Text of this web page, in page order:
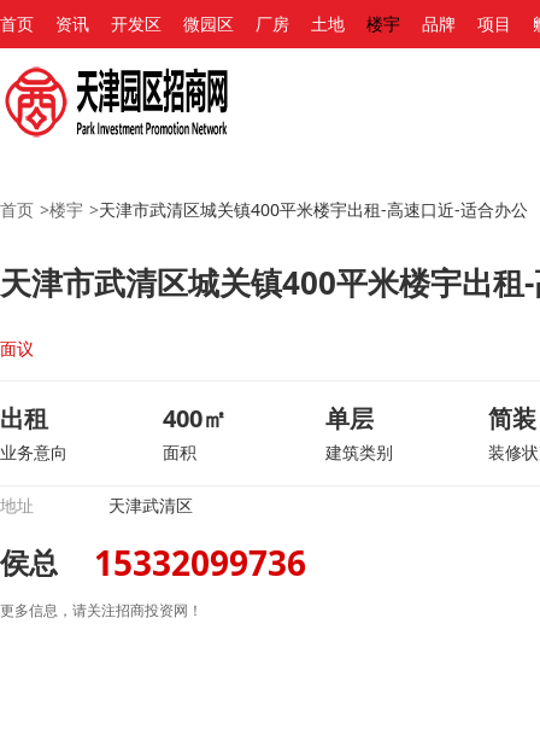
首页 资讯 开发区 微园区 厂房 土地 楼宇 品牌 项目
首页 >楼宇 >天津市武清区城关镇400平米楼宇出租-高速口近-适合办公
天津市武清区城关镇400平米楼宇出租
面议
出租
业务意向
400㎡
面积
单层
建筑类别
简装
装修
地址 天津武清区
侯总 15332099736
更多信息，请关注招商投资网！